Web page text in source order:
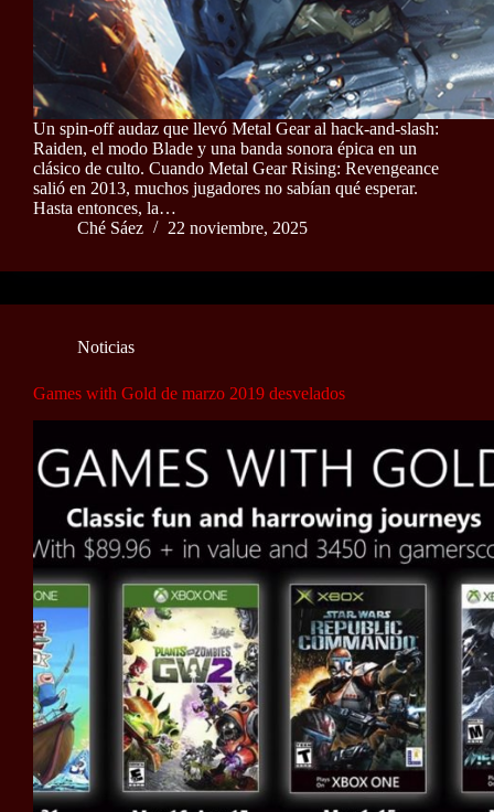
Un spin-off audaz que llevó Metal Gear al hack-and-slash:
Raiden, el modo Blade y una banda sonora épica en un
clásico de culto. Cuando Metal Gear Rising: Revengeance
salió en 2013, muchos jugadores no sabían qué esperar.
Hasta entonces, la…
Ché Sáez
22 noviembre, 2025
Noticias
Games with Gold de marzo 2019 desvelados